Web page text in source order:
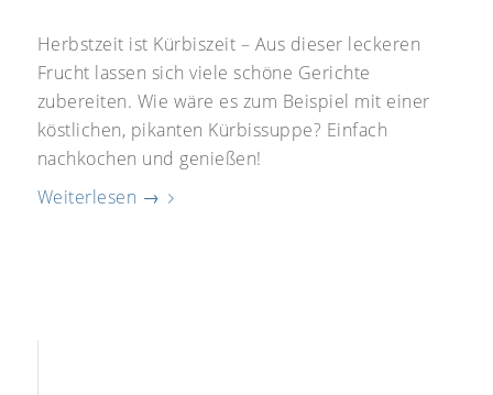
Herbstzeit ist Kürbiszeit – Aus dieser leckeren
Frucht lassen sich viele schöne Gerichte
zubereiten. Wie wäre es zum Beispiel mit einer
köstlichen, pikanten Kürbissuppe? Einfach
nachkochen und genießen!
Weiterlesen →